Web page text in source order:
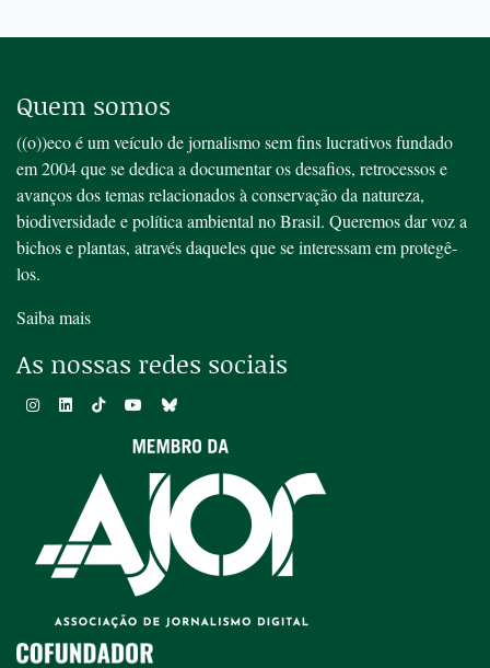
Quem somos
((o))eco é um veículo de jornalismo sem fins lucrativos fundado
em 2004 que se dedica a documentar os desafios, retrocessos e
avanços dos temas relacionados à conservação da natureza,
biodiversidade e política ambiental no Brasil. Queremos dar voz a
bichos e plantas, através daqueles que se interessam em protegê-
los.
Saiba mais
As nossas redes sociais